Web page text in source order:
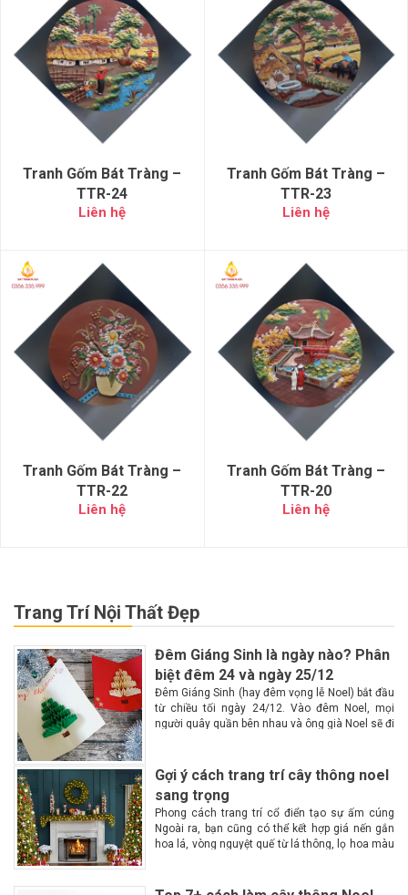
Tranh Gốm Bát Tràng –
TTR-24
Liên hệ
Tranh Gốm Bát Tràng –
TTR-23
Liên hệ
Tranh Gốm Bát Tràng –
TTR-22
Liên hệ
Tranh Gốm Bát Tràng –
TTR-20
Liên hệ
Trang Trí Nội Thất Đẹp
Đêm Giáng Sinh là ngày nào? Phân
biệt đêm 24 và ngày 25/12
Đêm Giáng Sinh (hay đêm vọng lễ Noel) bắt đầu
từ chiều tối ngày 24/12. Vào đêm Noel, mọi
người quây quần bên nhau và ông già Noel sẽ đi
Gợi ý cách trang trí cây thông noel
sang trọng
Phong cách trang trí cổ điển tạo sự ấm cúng
Ngoài ra, bạn cũng có thể kết hợp giá nến gắn
hoa lá, vòng nguyệt quế từ lá thông, lọ hoa màu